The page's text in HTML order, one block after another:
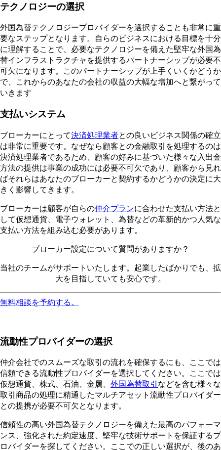
テクノロジーの選択
外国為替テクノロジープロバイダーを選択することも非常に重
要なステップとなります。自らのビジネスにおける目標を十分
に理解することで、必要なテクノロジーを備えた堅牢な外国為
替インフラストラクチャを提供するパートナーシップが必要不
可欠になります。このパートナーシップが上手くいくかどうか
で、これからのあなたの会社の収益の大幅な増加へと繋がって
いきます
支払いシステム
ブローカーにとって決済処理業者との良いビジネス関係の確立
は非常に重要です。なぜなら顧客との金融取引を処理するのは
決済処理業者であるため、顧客の好みに基づいた様々な入出金
方法の提供は事業の成功には必要不可欠であり、顧客から見れ
ばそれらはあなたのブローカーと契約するかどうかの決定に大
きく影響してきます。
ブローカーは顧客が自らの仲介プランに合わせた支払い方法と
して仮想通貨、電子ウォレット、為替などの革新的かつ人気な
支払い方法を組み込む必要があります。
ブローカー設定について質問がありますか？
当社のチームがサポートいたします。起業したばかりでも、拡
大を目指していても安心です。
無料相談を予約する。
流動性プロバイダーの選択
仲介会社でのスムーズな取引の流れを確保するにも、ここでは
信頼できる流動性プロバイダーを選択してください。ここでは
仮想通貨、株式、石油、金属、 外国為替取引 などを含む様々な
取引商品の処理に精通したマルチアセット流動性プロバイダー
との提携が必要不可欠となります。
信頼性の高い外国為替テクノロジーを備えた最高のパフォーマ
ンス、強化された約定速度、堅牢な技術サポートを保証するプ
ロバイダーを探してください。ここでの正しい選択が、後のあ